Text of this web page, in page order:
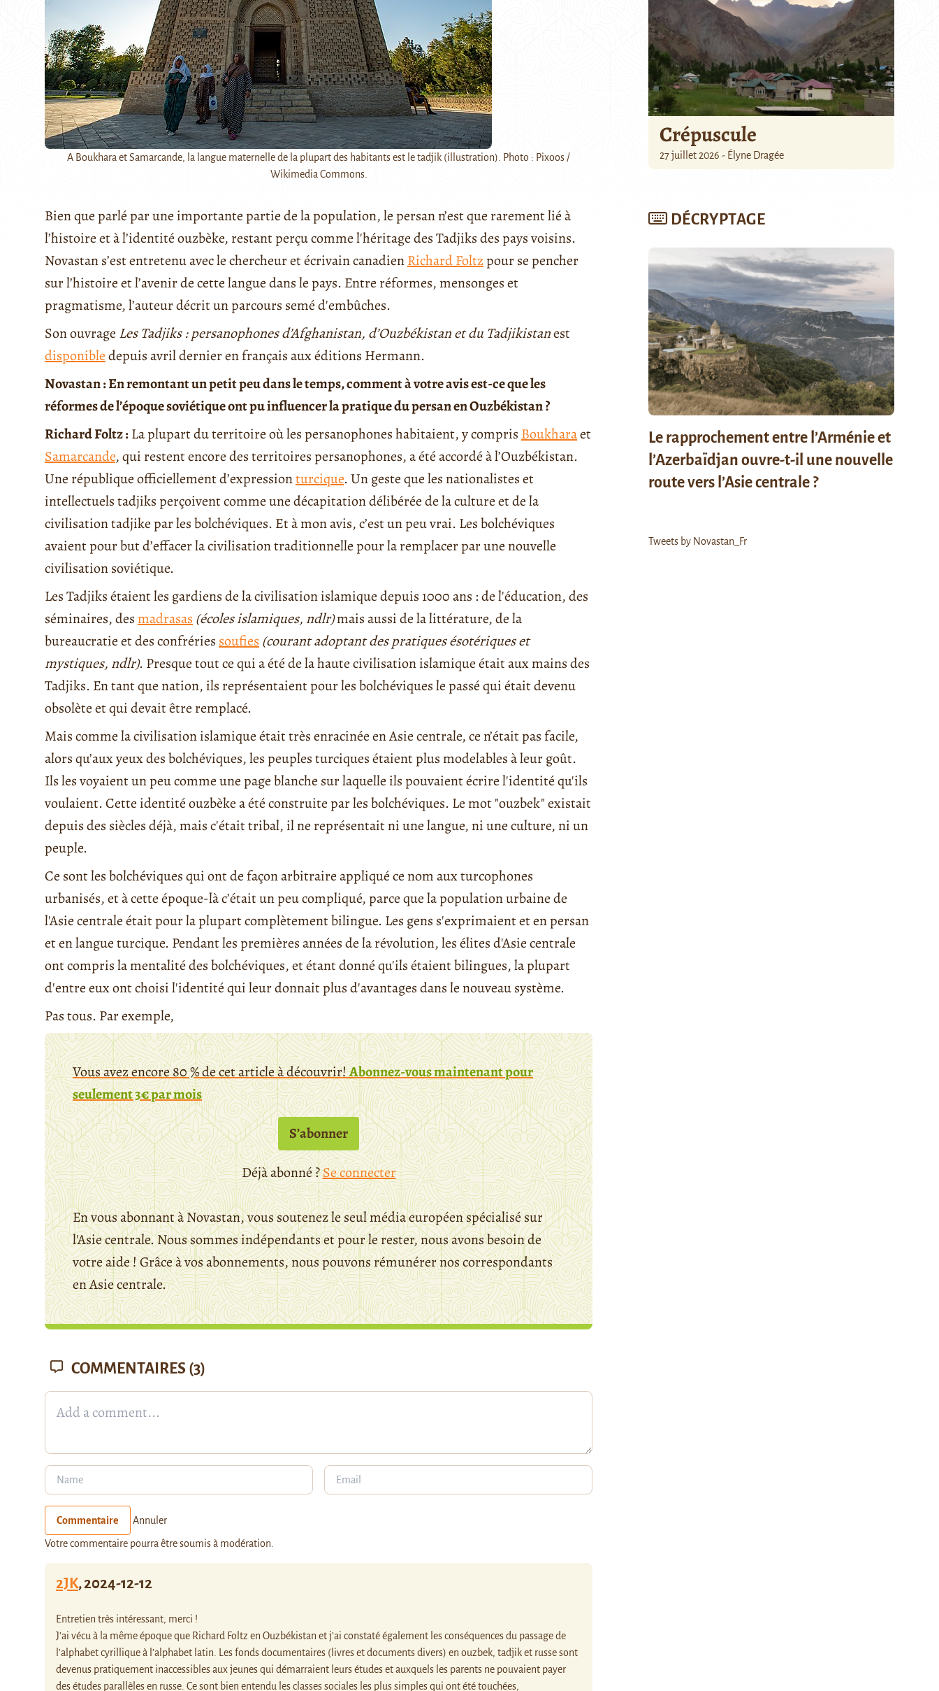
A Boukhara et Samarcande, la langue maternelle de la plupart des habitants est le tadjik (illustration). Photo : Pixoos /
Wikimedia Commons.
Bien que parlé par une importante partie de la population, le persan n’est que rarement lié à
l’histoire et à l’identité ouzbèke, restant perçu comme l'héritage des Tadjiks des pays voisins.
Novastan s’est entretenu avec le chercheur et écrivain canadienRichard Foltzpour se pencher
sur l’histoire et l’avenir de cette langue dans le pays. Entre réformes, mensonges et
pragmatisme, l’auteur décrit un parcours semé d'embûches.
Son ouvrage Les Tadjiks : persanophones d’Afghanistan, d’Ouzbékistan et du Tadjikistanest
disponibledepuis avril dernier en français aux éditions Hermann.
Novastan : En remontant un petit peu dans le temps, comment à votre avis est-ce que les
réformes de l’époque soviétique ont pu influencer la pratique du persan en Ouzbékistan ?
Richard Foltz :La plupart du territoire où les persanophones habitaient, y compris Boukharaet
Samarcande, qui restent encore des territoires persanophones, a été accordé à l’Ouzbékistan.
Une république officiellement d’expressionturcique. Un geste que les nationalistes et
intellectuels tadjiks perçoivent comme une décapitation délibérée de la culture et de la
civilisation tadjike par les bolchéviques. Et à mon avis, c’est un peu vrai. Les bolchéviques
avaient pour but d’effacer la civilisation traditionnelle pour la remplacer par une nouvelle
civilisation soviétique.
Les Tadjiks étaient les gardiens de la civilisation islamique depuis 1000 ans : de l'éducation, des
séminaires, desmadrasas (écoles islamiques, ndlr)mais aussi de la littérature, de la
bureaucratie et des confréries soufies (courant adoptant des pratiques ésotériques et
mystiques, ndlr). Presque tout ce qui a été de la haute civilisation islamique était aux mains des
Tadjiks. En tant que nation, ils représentaient pour les bolchéviques le passé qui était devenu
obsolète et qui devait être remplacé.
Mais comme la civilisation islamique était très enracinée en Asie centrale, ce n’était pas facile,
alors qu’aux yeux des bolchéviques, les peuples turciques étaient plus modelables à leur goût.
Ils les voyaient un peu comme une page blanche sur laquelle ils pouvaient écrire l'identité qu'ils
voulaient. Cette identité ouzbèke a été construite par les bolchéviques. Le mot "ouzbek" existait
depuis des siècles déjà, mais c'était tribal, il ne représentait ni une langue, ni une culture, ni un
peuple.
Ce sont les bolchéviques qui ont de façon arbitraire appliqué ce nom aux turcophones
urbanisés, et à cette époque-là c’était un peu compliqué, parce que la population urbaine de
l'Asie centrale était pour la plupart complètement bilingue. Les gens s'exprimaient et en persan
et en langue turcique. Pendant les premières années de la révolution, les élites d'Asie centrale
ont compris la mentalité des bolchéviques, et étant donné qu'ils étaient bilingues, la plupart
d'entre eux ont choisi l'identité qui leur donnait plus d'avantages dans le nouveau système.
Pas tous. Par exemple,
Vous avez encore 80 % de cet article à découvrir!Abonnez-vous maintenant pour
seulement 3€ par mois
S’abonner
Déjà abonné ?Se connecter
En vous abonnant à Novastan, vous soutenez le seul média européen spécialisé sur
l'Asie centrale. Nous sommes indépendants et pour le rester, nous avons besoin de
votre aide ! Grâce à vos abonnements, nous pouvons rémunérer nos correspondants
en Asie centrale.
Crépuscule
27 juillet 2026 - Élyne Dragée
DÉCRYPTAGE
Le rapprochement entre l’Arménie et
l’Azerbaïdjan ouvre-t-il une nouvelle
route vers l’Asie centrale ?
Tweets by Novastan_Fr
COMMENTAIRES (3)
Commentaire Annuler
Votre commentaire pourra être soumis à modération.
2JK,2024-12-12
Entretien très intéressant, merci !
J’ai vécu à la même époque que Richard Foltz en Ouzbékistan et j’ai constaté également les conséquences du passage de
l’alphabet cyrillique à l’alphabet latin. Les fonds documentaires (livres et documents divers) en ouzbek, tadjik et russe sont
devenus pratiquement inaccessibles aux jeunes qui démarraient leurs études et auxquels les parents ne pouvaient payer
des études parallèles en russe. Ce sont bien entendu les classes sociales les plus simples qui ont été touchées,